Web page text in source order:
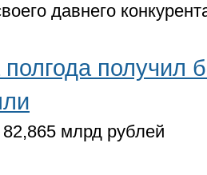
давнего
получил
млрд рублей